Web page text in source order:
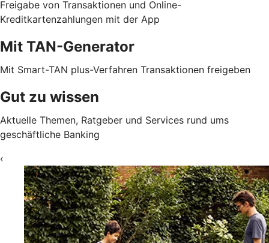
Freigabe von Transaktionen und Online-
Kreditkartenzahlungen mit der App
Mit TAN-Generator
Mit Smart-TAN plus-Verfahren Transaktionen freigeben
Gut zu wissen
Aktuelle Themen, Ratgeber und Services rund ums
geschäftliche Banking
‹